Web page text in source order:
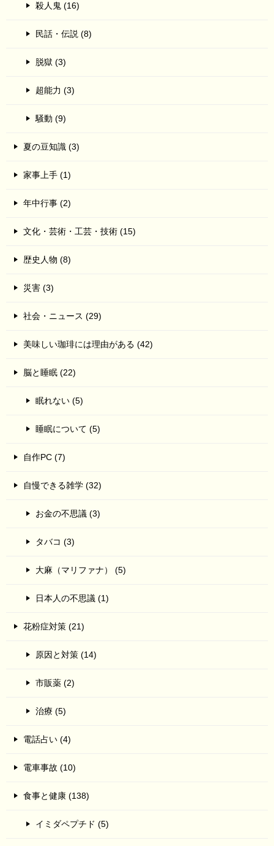
殺人鬼 (16)
民話・伝説 (8)
脱獄 (3)
超能力 (3)
騒動 (9)
夏の豆知識 (3)
家事上手 (1)
年中行事 (2)
文化・芸術・工芸・技術 (15)
歴史人物 (8)
災害 (3)
社会・ニュース (29)
美味しい珈琲には理由がある (42)
脳と睡眠 (22)
眠れない (5)
睡眠について (5)
自作PC (7)
自慢できる雑学 (32)
お金の不思議 (3)
タバコ (3)
大麻（マリファナ） (5)
日本人の不思議 (1)
花粉症対策 (21)
原因と対策 (14)
市販薬 (2)
治療 (5)
電話占い (4)
電車事故 (10)
食事と健康 (138)
イミダペプチド (5)